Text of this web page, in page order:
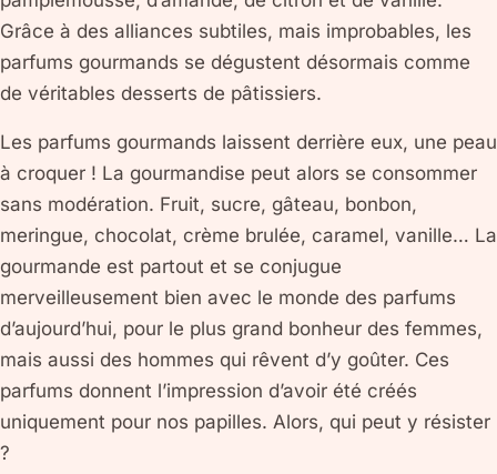
Grâce à des alliances subtiles, mais improbables, les
parfums gourmands se dégustent désormais comme
de véritables desserts de pâtissiers.
Les parfums gourmands laissent derrière eux, une peau
à croquer ! La gourmandise peut alors se consommer
sans modération. Fruit, sucre, gâteau, bonbon,
meringue, chocolat, crème brulée, caramel, vanille… La
gourmande est partout et se conjugue
merveilleusement bien avec le monde des parfums
d’aujourd’hui, pour le plus grand bonheur des femmes,
mais aussi des hommes qui rêvent d’y goûter. Ces
parfums donnent l’impression d’avoir été créés
uniquement pour nos papilles. Alors, qui peut y résister
?